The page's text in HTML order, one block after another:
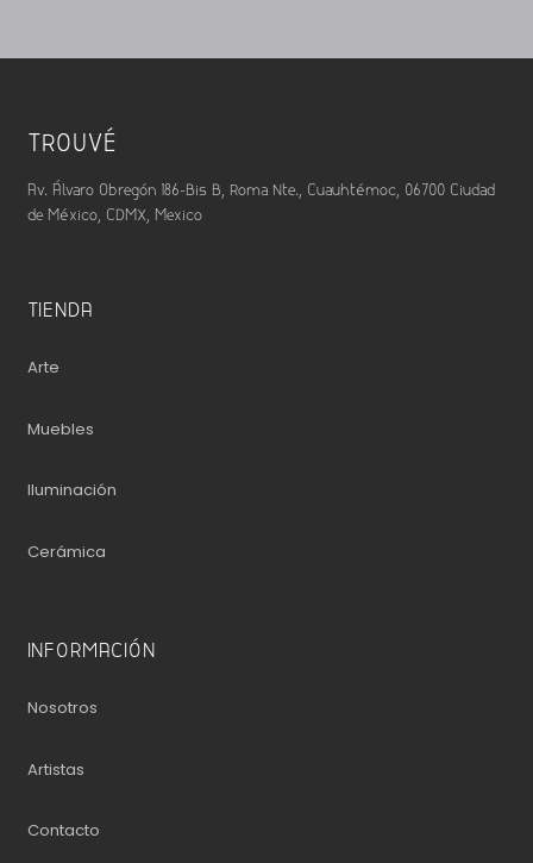
TROUVÉ
Av. Álvaro Obregón 186-Bis B, Roma Nte., Cuauhtémoc, 06700 Ciudad
de México, CDMX, Mexico
TIENDA
Arte
Muebles
Iluminación
Cerámica
INFORMACIÓN
Nosotros
Artistas
Contacto